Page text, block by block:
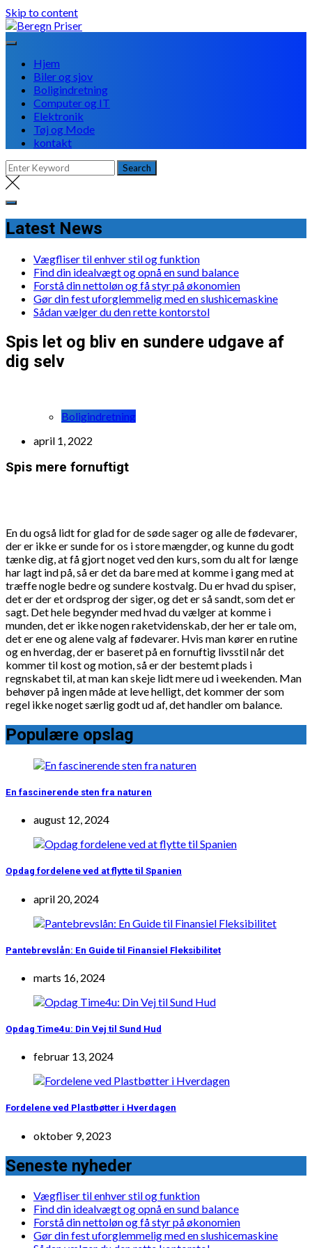
Skip to content
Hjem
Biler og sjov
Boligindretning
Computer og IT
Elektronik
Tøj og Mode
kontakt
Latest News
Vægfliser til enhver stil og funktion
Find din idealvægt og opnå en sund balance
Forstå din nettoløn og få styr på økonomien
Gør din fest uforglemmelig med en slushicemaskine
Sådan vælger du den rette kontorstol
Spis let og bliv en sundere udgave af
dig selv
Boligindretning
april 1, 2022
Spis mere fornuftigt
En du også lidt for glad for de søde sager og alle de fødevarer,
der er ikke er sunde for os i store mængder, og kunne du godt
tænke dig, at få gjort noget ved den kurs, som du alt for længe
har lagt ind på, så er det da bare med at komme i gang med at
træffe nogle bedre og sundere kostvalg. Du er hvad du spiser,
det er der et ordsprog der siger, og det er så sandt, som det er
sagt. Det hele begynder med hvad du vælger at komme i
munden, det er ikke nogen raketvidenskab, der her er tale om,
det er ene og alene valg af fødevarer. Hvis man kører en rutine
og en hverdag, der er baseret på en fornuftig livsstil når det
kommer til kost og motion, så er der bestemt plads i
regnskabet til, at man kan skeje lidt mere ud i weekenden. Man
behøver på ingen måde at leve helligt, det kommer der som
regel ikke noget særlig godt ud af, det handler om balance.
Populære opslag
En fascinerende sten fra naturen
august 12, 2024
Opdag fordelene ved at flytte til Spanien
april 20, 2024
Pantebrevslån: En Guide til Finansiel Fleksibilitet
marts 16, 2024
Opdag Time4u: Din Vej til Sund Hud
februar 13, 2024
Fordelene ved Plastbøtter i Hverdagen
oktober 9, 2023
Seneste nyheder
Vægfliser til enhver stil og funktion
Find din idealvægt og opnå en sund balance
Forstå din nettoløn og få styr på økonomien
Gør din fest uforglemmelig med en slushicemaskine